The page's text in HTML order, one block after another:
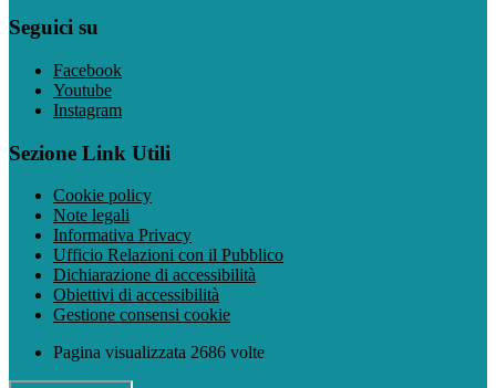
Seguici su
Facebook
Youtube
Instagram
Sezione Link Utili
Cookie policy
Note legali
Informativa Privacy
Ufficio Relazioni con il Pubblico
Dichiarazione di accessibilità
Obiettivi di accessibilità
Gestione consensi cookie
Pagina visualizzata 2686 volte